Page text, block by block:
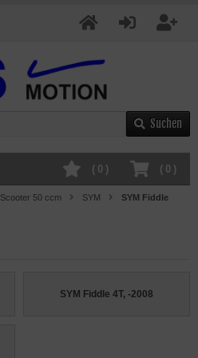
Suchen
( 0 )
( 0 )
Scooter 50 ccm SYM SYM Fiddle
SYM Fiddle 4T, -2008